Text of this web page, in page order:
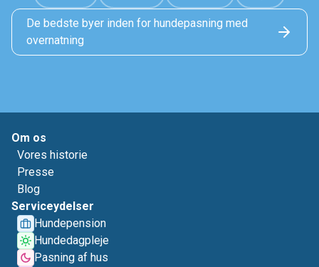
De bedste byer inden for hundepasning med
overnatning
Om os
Vores historie
Presse
Blog
Serviceydelser
Hundepension
Hundedagpleje
Pasning af hus